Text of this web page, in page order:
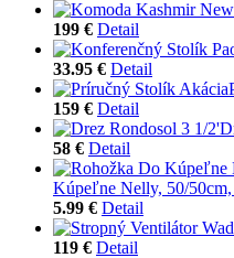
199 € Detail
33.95 € Detail
159 € Detail
58 € Detail
Kúpeľne Nelly, 50/50cm,
5.99 € Detail
119 € Detail